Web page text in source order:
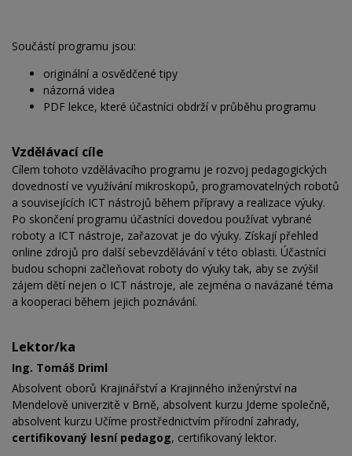
Součástí programu jsou:
originální a osvědčené tipy
názorná videa
PDF lekce, které účastníci obdrží v průběhu programu
Vzdělávací cíle
Cílem tohoto vzdělávacího programu je rozvoj pedagogických
dovedností ve využívání mikroskopů, programovatelných robotů
a souvisejících ICT nástrojů během přípravy a realizace výuky.
Po skončení programu účastníci dovedou používat vybrané
roboty a ICT nástroje, zařazovat je do výuky. Získají přehled
online zdrojů pro další sebevzdělávání v této oblasti. Účastníci
budou schopni začleňovat roboty do výuky tak, aby se zvýšil
zájem dětí nejen o ICT nástroje, ale zejména o navázané téma
a kooperaci během jejich poznávání.
Lektor/ka
Ing. Tomáš Driml
Absolvent oborů Krajinářství a Krajinného inženýrství na
Mendelově univerzitě v Brně, absolvent kurzu Jdeme společně,
absolvent kurzu Učíme prostřednictvím přírodní zahrady,
certifikovaný lesní pedagog, certifikovaný lektor.